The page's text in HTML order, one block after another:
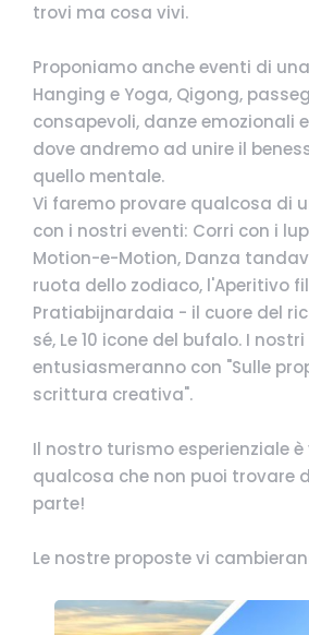
trovi ma cosa vivi.
Proponiamo anche eventi di
Hanging e Yoga, Qigong,
consapevoli, danze emozionali
dove andremo ad unire il
quello mentale.
Vi faremo provare qualcosa di
con i nostri eventi: Corri con i
Motion-e-Motion, Danza
ruota dello zodiaco, l'Aperitivo
Pratiabijnardaia - il cuore del
sé, Le 10 icone del bufalo. I
entusiasmeranno con "Sulle
scrittura creativa".
Il nostro turismo esperienziale
qualcosa che non puoi trovare
parte!
Le nostre proposte vi